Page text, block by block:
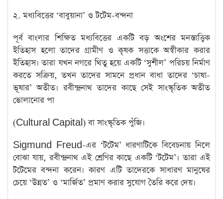
​২. মধ্যবিত্তের ‘বাবুয়ানা’ ও টটেম-বন্দনা
​পূর্ব বাংলার শিক্ষিত মধ্যবিত্তের একটি বড় অংশের মনস্তাত্ত্বিক
ইতিহাস হলো তাদের গ্রামীণ ও কৃষক সত্তাকে অস্বীকার করার
ইতিহাস। তারা যখন নগরে থিতু হয়ে একটি ‘সুশীল’ পরিচয় নির্মাণ
করতে সক্রিয়, তখন তাদের সামনে প্রধান বাধা তাদের ‘চাষা-
ভূষার’ অতীত। রবীন্দ্রনাথ তাদের কাছে সেই সাংস্কৃতিক অতীত
ভোলানোর পা
(Cultural Capital) বা সাংস্কৃতিক পুঁজি।
​Sigmund Freud-এর ‘টটেম’ ধারণাটিকে বিবেচনায় নিলে
বোঝা যায়, রবীন্দ্রনাথ এই শ্রেণির কাছে একটি ‘টটেম’। তারা এই
টটেমের বন্দনা করেন। কারণ এটি তাদেরকে সাধারণ মানুষের
চেয়ে ‘উন্নত’ ও ‘মার্জিত’ প্রমাণ করার সুযোগ তৈরি করে দেয়।